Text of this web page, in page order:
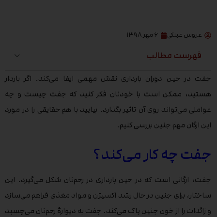
عروس عینکی ۶ مهر ۱۳۹۸
فهرست مطالب
جفت در حین دوران بارداری نقش مهمی ایفا می‌کند. اگر باردار
هستید، ممکن است با خودتان فکر کنید که جفت چیست و چه
عواملی می‌تواند روی آن تاثیر بگذارد. بیایید با هم حقایقی را در مورد
این ارگان مهم جنین بررسی کنیم.
جفت چه کار می‌کند؟
جفت، ارگانی است که در حین بارداری در رحم‌تان شکل می‌گیرد. این
ساختار، برای جنین در حال رشد اکسیژن و مواد مغذی فراهم می‌سازد
و زائدات را از خون جنین پاک می‌کند. جفت به دیوارۀ رحم‌تان می‌چسبد